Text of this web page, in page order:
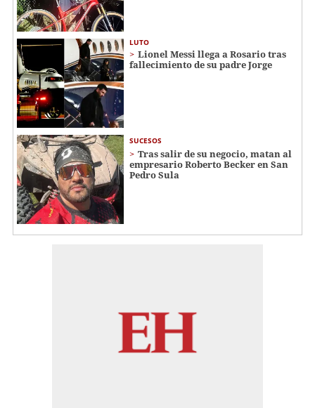
LUTO
Lionel Messi llega a Rosario tras
fallecimiento de su padre Jorge
SUCESOS
Tras salir de su negocio, matan al
empresario Roberto Becker en San
Pedro Sula